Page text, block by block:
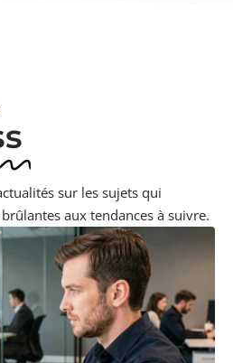
sur les sujets qui
aux tendances à suivre.